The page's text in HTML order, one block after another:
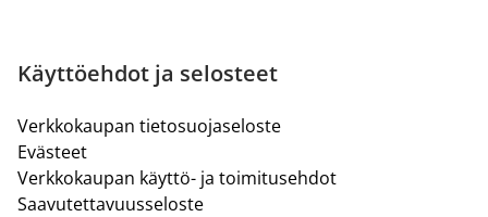
Käyttöehdot ja selosteet
Verkkokaupan tietosuojaseloste
Evästeet
Verkkokaupan käyttö- ja toimitusehdot
Saavutettavuusseloste